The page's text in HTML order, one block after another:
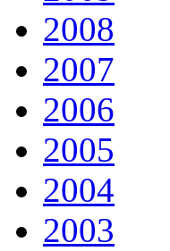
2008
2007
2006
2005
2004
2003